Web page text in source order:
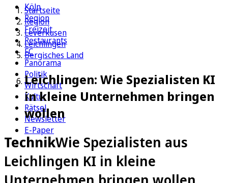
Köln
Region
Freizeit
Restaurants
FC
Panorama
Politik
Wirtschaft
Kultur
Rätsel
Newsletter
E-Paper
Startseite
Region
Leverkusen
Leichlingen
Bergisches Land
Leichlingen: Wie Spezialisten KI
in kleine Unternehmen bringen
wollen
TechnikWie Spezialisten aus
Leichlingen KI in kleine